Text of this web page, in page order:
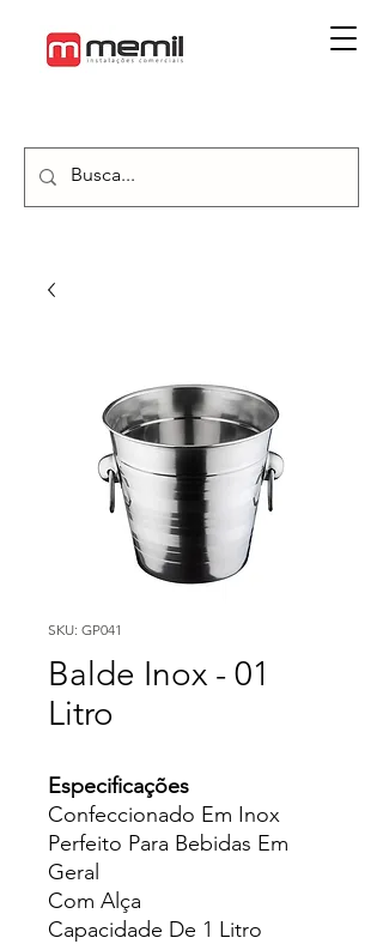
SKU: GP041
Balde Inox - 01
Litro
Especificações
Confeccionado Em Inox
Perfeito Para Bebidas Em
Geral
Com Alça
Capacidade De 1 Litro